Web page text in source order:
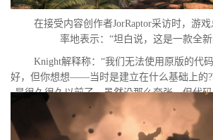
在接受内容创作者JorRaptor采访时，游
率地表示：“坦白说，这是一款全
Knight解释称：“我们无法使用原版的代
好，但你想想——当时是建立在什么基础上的
是很久很久以前了。虽然没那么夸张，但代
不一样了。”